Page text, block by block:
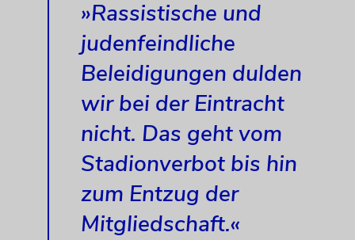
»Rassistische und
judenfeindliche
Beleidigungen dulden
wir bei der Eintracht
nicht. Das geht vom
Stadionverbot bis hin
zum Entzug der
Mitgliedschaft.«